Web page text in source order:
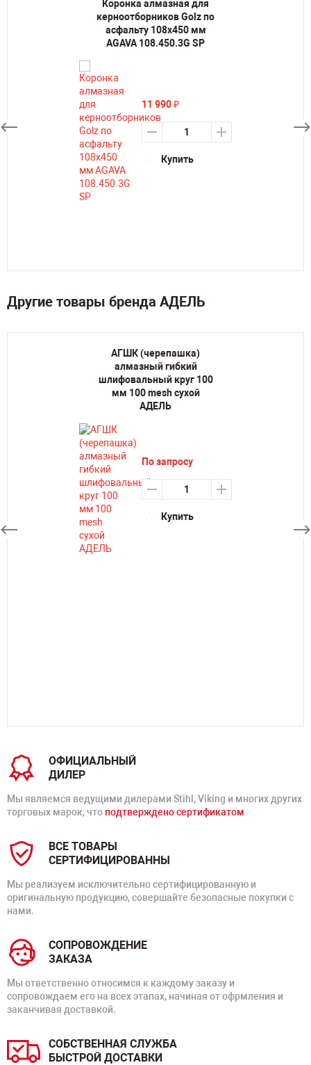
Коронка алмазная для
керноотборников Golz по
асфальту 108х450 мм
AGAVA 108.450.3G SP
11 990₽
Купить
Другие товары бренда АДЕЛЬ
АГШК (черепашка)
алмазный гибкий
шлифовальный круг 100
мм 100 mesh сухой
АДЕЛЬ
По запросу
Купить
ОФИЦИАЛЬНЫЙ
ДИЛЕР
Мы являемся ведущими дилерами Stihl, Viking и многих других
торговых марок, что подтверждено сертификатом
ВСЕ ТОВАРЫ
СЕРТИФИЦИРОВАННЫ
Мы реализуем исключительно сертифицированную и
оригинальную продукцию, совершайте безопасные покупки с
нами.
СОПРОВОЖДЕНИЕ
ЗАКАЗА
Мы ответственно относимся к каждому заказу и
сопровождаем его на всех этапах, начиная от офрмления и
заканчивая доставкой.
СОБСТВЕННАЯ СЛУЖБА
БЫСТРОЙ ДОСТАВКИ